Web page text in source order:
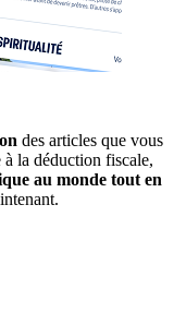
des articles que vous
la déduction fiscale,
au monde tout en